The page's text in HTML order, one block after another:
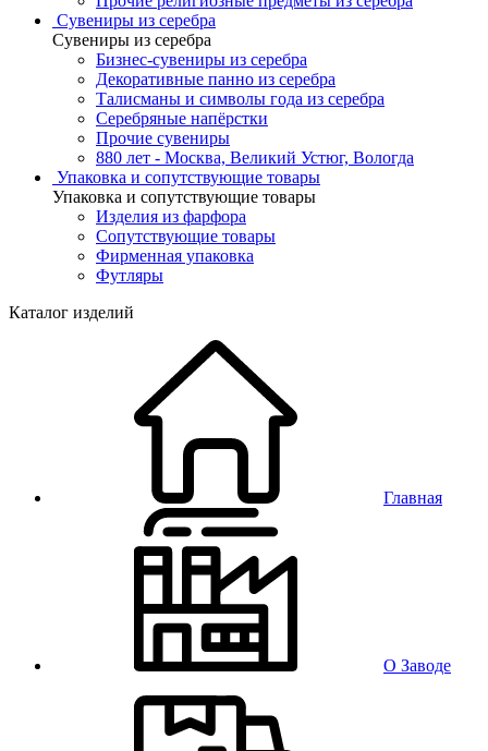
Сувениры из серебра
Сувениры из серебра
Бизнес-сувениры из серебра
Декоративные панно из серебра
Талисманы и символы года из серебра
Серебряные напёрстки
Прочие сувениры
880 лет - Москва, Великий Устюг, Вологда
Упаковка и сопутствующие товары
Упаковка и сопутствующие товары
Изделия из фарфора
Сопутствующие товары
Фирменная упаковка
Футляры
Каталог изделий
Главная
О Заводе